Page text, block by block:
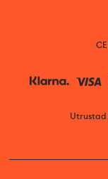
Utrustad